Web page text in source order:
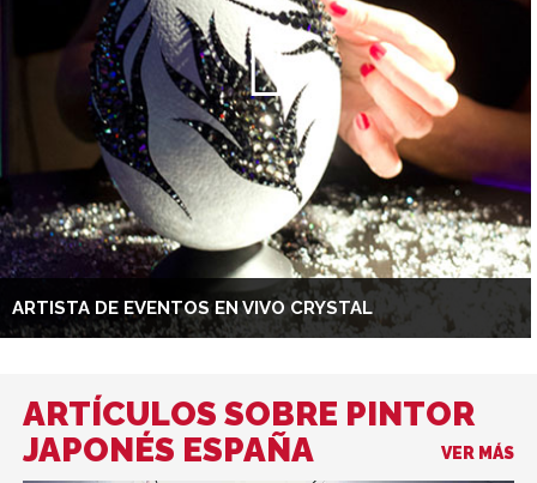
ARTISTA DE EVENTOS EN VIVO CRYSTAL
ARTÍCULOS SOBRE PINTOR
JAPONÉS ESPAÑA
VER MÁS